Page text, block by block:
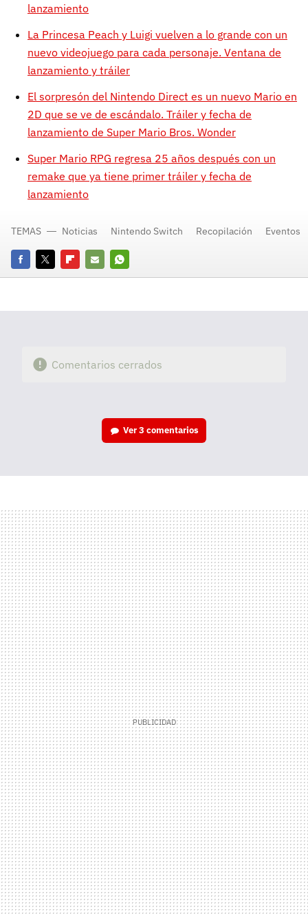
lanzamiento
La Princesa Peach y Luigi vuelven a lo grande con un
nuevo videojuego para cada personaje. Ventana de
lanzamiento y tráiler
El sorpresón del Nintendo Direct es un nuevo Mario en
2D que se ve de escándalo. Tráiler y fecha de
lanzamiento de Super Mario Bros. Wonder
Super Mario RPG regresa 25 años después con un
remake que ya tiene primer tráiler y fecha de
lanzamiento
FacebookTwitterFlipboard
E-
Whatsapp
TEMAS Noticias Nintendo Switch Recopilación Eventos
Comentarios cerrados
Ver3 comentarios